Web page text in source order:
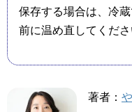
保存する場合は、冷
前に温め直してくださ
著者：